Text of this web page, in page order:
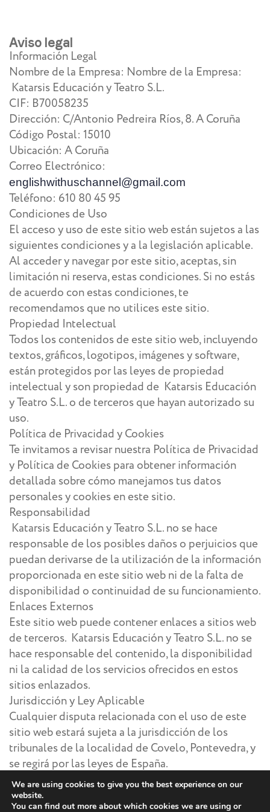
Aviso legal
Información Legal
Nombre de la Empresa: Nombre de la Empresa:
Katarsis Educación y Teatro S.L.
CIF: B70058235
Dirección: C/Antonio Pedreira Ríos, 8. A Coruña
Código Postal: 15010
Ubicación: A Coruña
Correo Electrónico:
englishwithuschannel@gmail.com
Teléfono: 610 80 45 95
Condiciones de Uso
El acceso y uso de este sitio web están sujetos a las
siguientes condiciones y a la legislación aplicable.
Al acceder y navegar por este sitio, aceptas, sin
limitación ni reserva, estas condiciones. Si no estás
de acuerdo con estas condiciones, te
recomendamos que no utilices este sitio.
Propiedad Intelectual
Todos los contenidos de este sitio web, incluyendo
textos, gráficos, logotipos, imágenes y software,
están protegidos por las leyes de propiedad
intelectual y son propiedad de Katarsis Educación
y Teatro S.L. o de terceros que hayan autorizado su
uso.
Política de Privacidad y Cookies
Te invitamos a revisar nuestra Política de Privacidad
y Política de Cookies para obtener información
detallada sobre cómo manejamos tus datos
personales y cookies en este sitio.
Responsabilidad
Katarsis Educación y Teatro S.L. no se hace
responsable de los posibles daños o perjuicios que
puedan derivarse de la utilización de la información
proporcionada en este sitio web ni de la falta de
disponibilidad o continuidad de su funcionamiento.
Enlaces Externos
Este sitio web puede contener enlaces a sitios web
de terceros. Katarsis Educación y Teatro S.L. no se
hace responsable del contenido, la disponibilidad
ni la calidad de los servicios ofrecidos en estos
sitios enlazados.
Jurisdicción y Ley Aplicable
Cualquier disputa relacionada con el uso de este
sitio web estará sujeta a la jurisdicción de los
tribunales de la localidad de Covelo, Pontevedra, y
se regirá por las leyes de España.
Cambios en el Aviso Legal
Katarsis Educación y Teatro S.L. se reserva el
We are using cookies to give you the best experience on our
website.
You can find out more about which cookies we are using or